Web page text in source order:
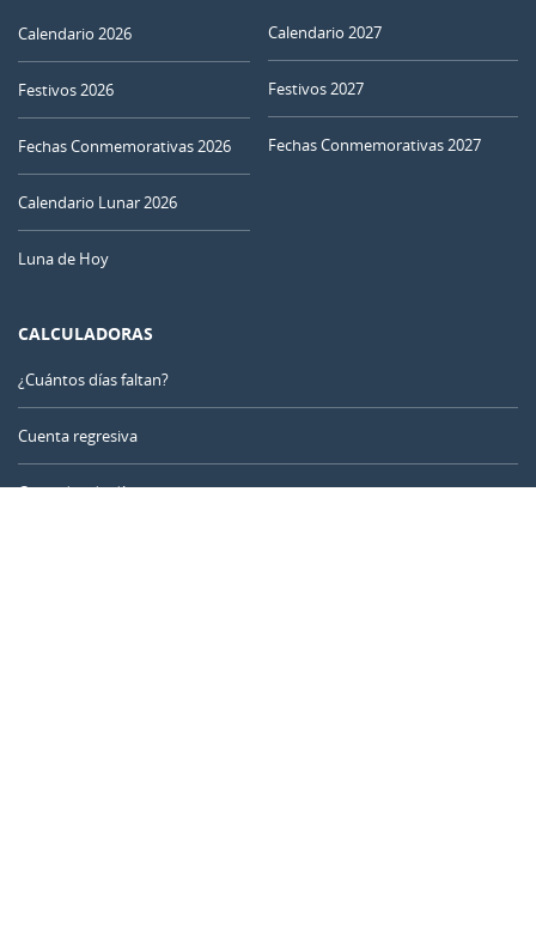
Calendario 2026
Festivos 2026
Fechas Conmemorativas 2026
Calendario Lunar 2026
Luna de Hoy
Calendario 2027
Festivos 2027
Fechas Conmemorativas 2027
CALCULADORAS
¿Cuántos días faltan?
Cuenta regresiva
Contador de días